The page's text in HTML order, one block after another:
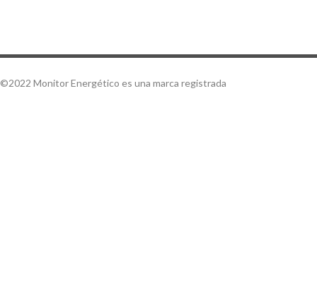
©2022 Monitor Energético es una marca registrada